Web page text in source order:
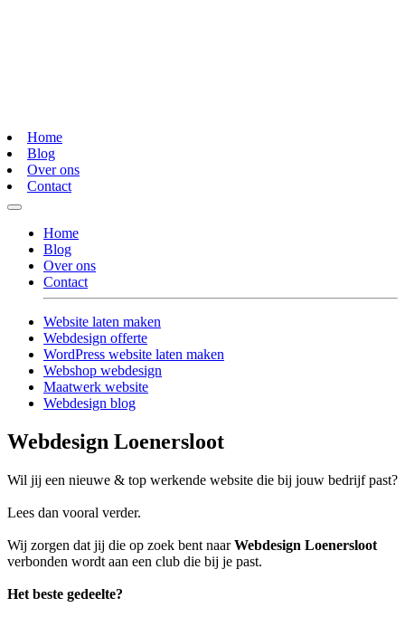
Home
Blog
Over ons
Contact
Home
Blog
Over ons
Contact
Website laten maken
Webdesign offerte
WordPress website laten maken
Webshop webdesign
Maatwerk website
Webdesign blog
Webdesign Loenersloot
Wil jij een nieuwe & top werkende website die bij jouw bedrijf past?
Lees dan vooral verder.
Wij zorgen dat jij die op zoek bent naarWebdesign Loenersloot
verbonden wordt aan een club die bij je past.
Het beste gedeelte?